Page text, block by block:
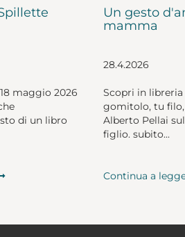
maggio 2026
di un libro
Un gesto
mamma
28.4.2026
Scopri in
gomitolo, tu
Alberto Pellai
figlio. subito...
Continua a